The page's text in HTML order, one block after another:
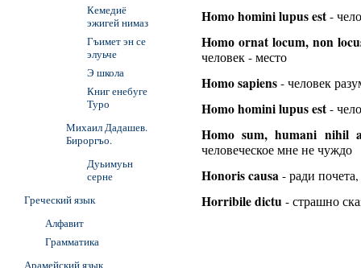
Homo homini lupus est -
Нomо ornat locum, nоn
человек - место
Homo sapiens - человек
Homo homini lupus est -
Homo sum, humani nihil
человеческое мне не чуждо
Honoris causa - ради
Horribile dictu - страшно
Кемедиё
эжигей нимаз
Гъимет эн се
элуьче
Э школа
Книг енебуге
Туро
Михаил Дадашев.
Бироргъо.
Дуьимуьн
серне
Греческий язык
Алфавит
Грамматика
Арамейский язык